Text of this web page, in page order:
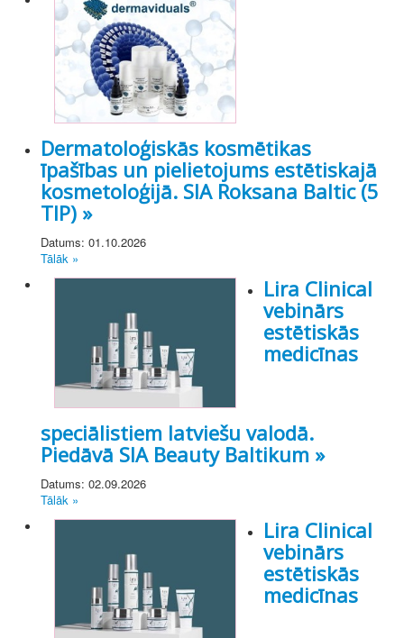
Dermatoloģiskās kosmētikas
īpašības un pielietojums estētiskajā
kosmetoloģijā. SIA Roksana Baltic (5
TIP) »
Datums: 01.10.2026
Tālāk »
Lira Clinical
vebinārs
estētiskās
medicīnas
speciālistiem latviešu valodā.
Piedāvā SIA Beauty Baltikum »
Datums: 02.09.2026
Tālāk »
Lira Clinical
vebinārs
estētiskās
medicīnas